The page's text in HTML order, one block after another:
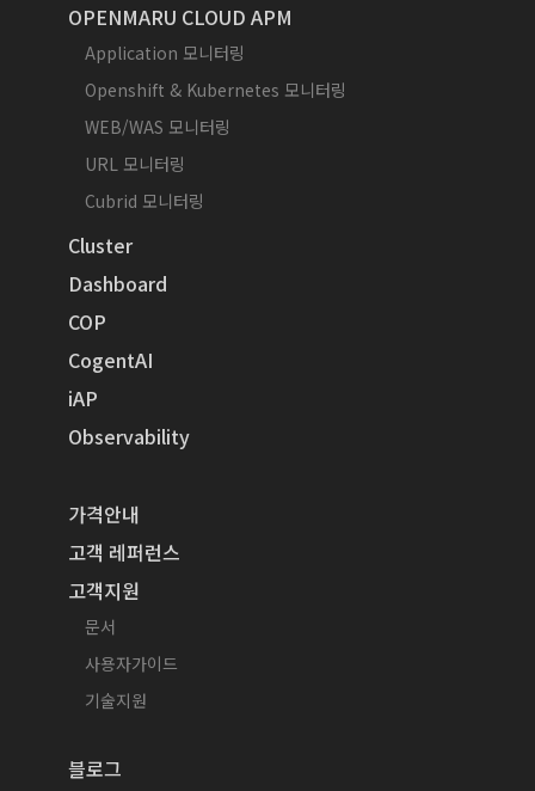
OPENMARU CLOUD APM
Application 모니터링
Openshift & Kubernetes 모니터링
WEB/WAS 모니터링
URL 모니터링
Cubrid 모니터링
Cluster
Dashboard
COP
CogentAI
iAP
Observability
가격안내
고객 레퍼런스
고객지원
문서
사용자가이드
기술지원
블로그